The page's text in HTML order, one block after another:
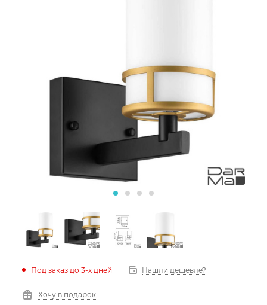
Под заказ до 3-х дней Нашли дешевле?
Хочу в подарок